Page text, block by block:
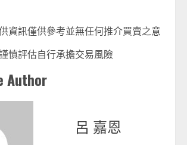
資訊僅供參考並無任何推介買賣之意
慎評估自行承擔交易風險
Author
呂 嘉恩